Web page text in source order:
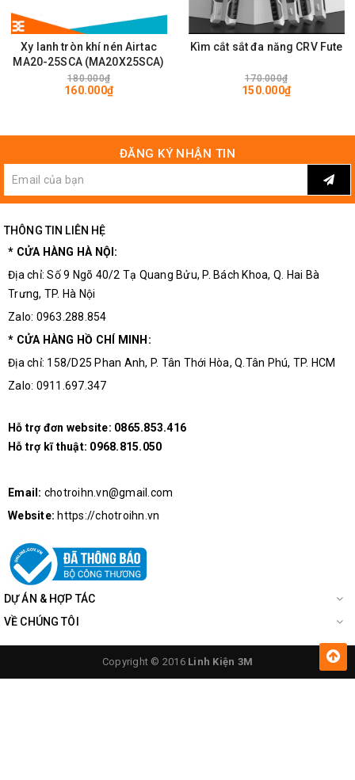
Xy lanh tròn khí nén Airtac
MA20-25SCA (MA20X25SCA)
180.000₫
160.000₫
Kìm cắt sắt đa năng CRV Fute
170.000₫
150.000₫
ĐĂNG KÝ NHẬN TIN
THÔNG TIN LIÊN HỆ
* CỬA HÀNG HÀ NỘI:
Địa chỉ: Số 9 Ngõ 40/2 Tạ Quang Bửu, P. Bách Khoa, Q. Hai Bà
Trưng, TP. Hà Nội
Zalo: 0963.288.854
* CỬA HÀNG HỒ CHÍ MINH:
Địa chỉ: 158/D25 Phan Anh, P. Tân Thới Hòa, Q.Tân Phú, TP. HCM
Zalo: 0911.697.347
Hỗ trợ đơn website: 0865.853.416
Hỗ trợ kĩ thuật: 0968.815.050
Email: chotroihn.vn@gmail.com
Website: https://chotroihn.vn
DỰ ÁN & HỢP TÁC
VỀ CHÚNG TÔI
Copyright © 2016 Linh Kiện 3M